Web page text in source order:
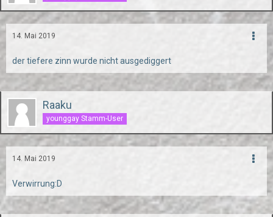
14. Mai 2019
der tiefere zinn wurde nicht ausgediggert
Raaku
younggay Stamm-User
14. Mai 2019
Verwirrung:D